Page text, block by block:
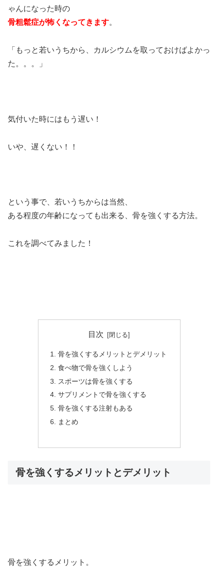
ゃんになった時の
骨粗鬆症が怖くなってきます。
「もっと若いうちから、カルシウムを取っておけばよかっ
た。。。」
気付いた時にはもう遅い！
いや、遅くない！！
という事で、若いうちからは当然、
ある程度の年齢になっても出来る、骨を強くする方法。
これを調べてみました！
目次
骨を強くするメリットとデメリット
食べ物で骨を強くしよう
スポーツは骨を強くする
サプリメントで骨を強くする
骨を強くする注射もある
まとめ
骨を強くするメリットとデメリット
骨を強くするメリット。